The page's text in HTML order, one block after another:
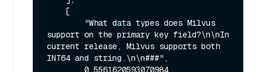
support on the primary key field?\n\nIn
current release, Milvus supports both
INT64 and string.\n\n###",